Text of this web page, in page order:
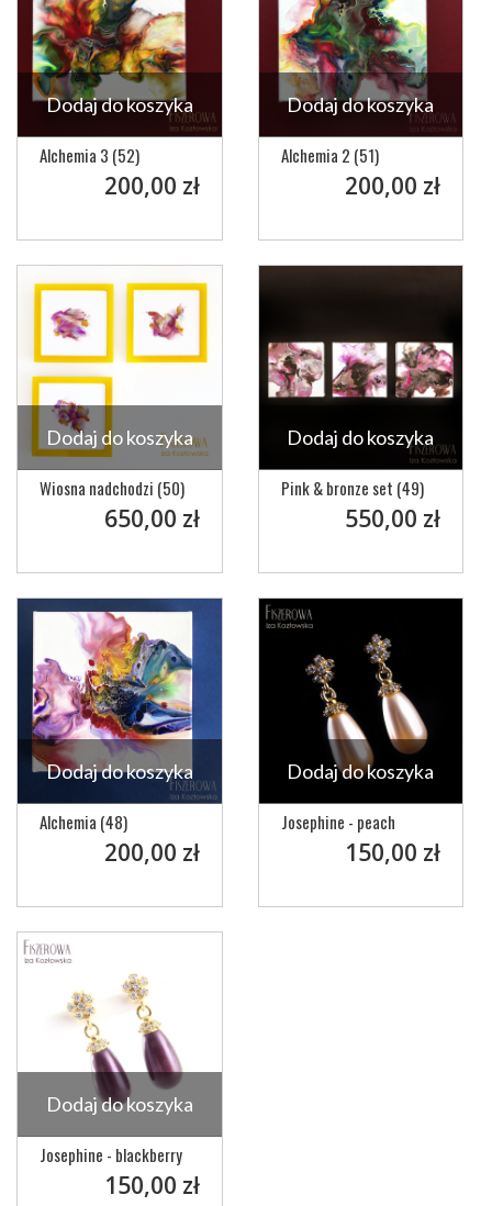
Alchemia 3 (52)
200,00 zł
Dodaj do koszyka
Alchemia 2 (51)
200,00 zł
Dodaj do koszyka
Wiosna nadchodzi (50)
650,00 zł
Dodaj do koszyka
Pink & bronze set (49)
550,00 zł
Dodaj do koszyka
Alchemia (48)
200,00 zł
Dodaj do koszyka
Josephine - peach
150,00 zł
Dodaj do koszyka
Josephine - blackberry
150,00 zł
Dodaj do koszyka